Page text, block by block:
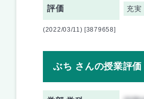
評価 充実
(2022/03/11) [3879658]
ぶち さんの授業評価